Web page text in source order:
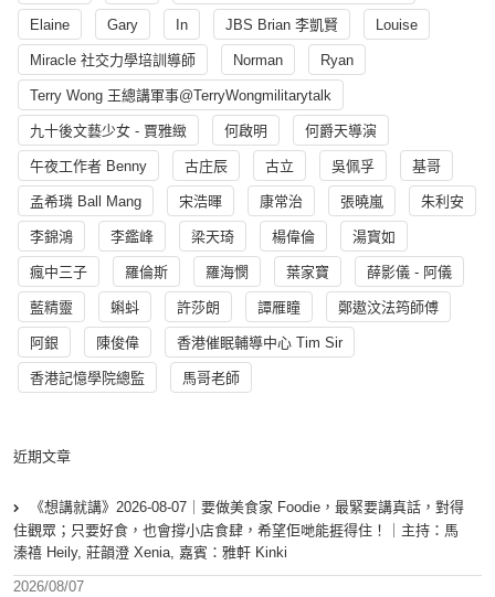
Elaine Gary In JBS Brian 李凱賢 Louise
Miracle 社交力學培訓導師 Norman Ryan
Terry Wong 王總講軍事@TerryWongmilitarytalk
九十後文藝少女 - 賈雅緻 何啟明 何爵天導演
午夜工作者 Benny 古庄辰 古立 吳佩孚 基哥
孟希璘 Ball Mang 宋浩暉 康常治 張曉嵐 朱利安
李錦鴻 李鑑峰 梁天琦 楊偉倫 湯寳如
瘋中三子 羅倫斯 羅海憫 葉家寶 薛影儀 - 阿儀
藍精靈 蝌蚪 許莎朗 譚雁瞳 鄭遨汶法筠師傅
阿銀 陳俊偉 香港催眠輔導中心 Tim Sir
香港記憶學院總監 馬哥老師
近期文章
《想講就講》2026-08-07｜要做美食家 Foodie，最緊要講真話，對得
住觀眾；只要好食，也會撐小店食肆，希望佢哋能捱得住！｜主持：馬
溱禧 Heily, 莊韻澄 Xenia, 嘉賓：雅軒 Kinki
2026/08/07